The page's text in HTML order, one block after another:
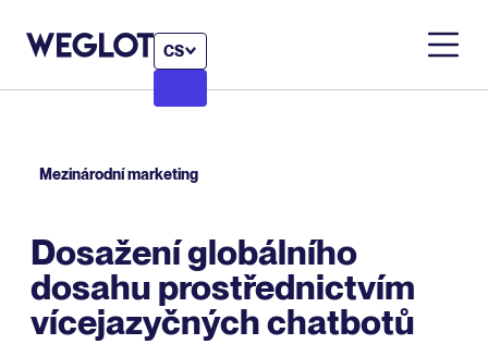
CS
Mezinárodní marketing
Dosažení globálního
dosahu prostřednictvím
vícejazyčných chatbotů